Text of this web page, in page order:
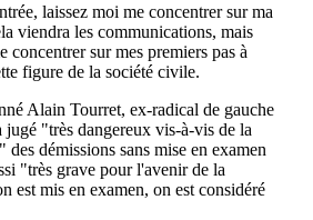
laissez moi me concentrer sur ma
viendra les communications, mais
concentrer sur mes premiers pas à
figure de la société civile.
Alain Tourret, ex-radical de gauche
"très dangereux vis-à-vis de la
démissions sans mise en examen
"très grave pour l'avenir de la
est mis en examen, on est considéré